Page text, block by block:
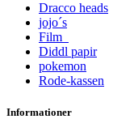
Dracco heads
jojo´s
Film
Diddl papir
pokemon
Rode-kassen
Informationer